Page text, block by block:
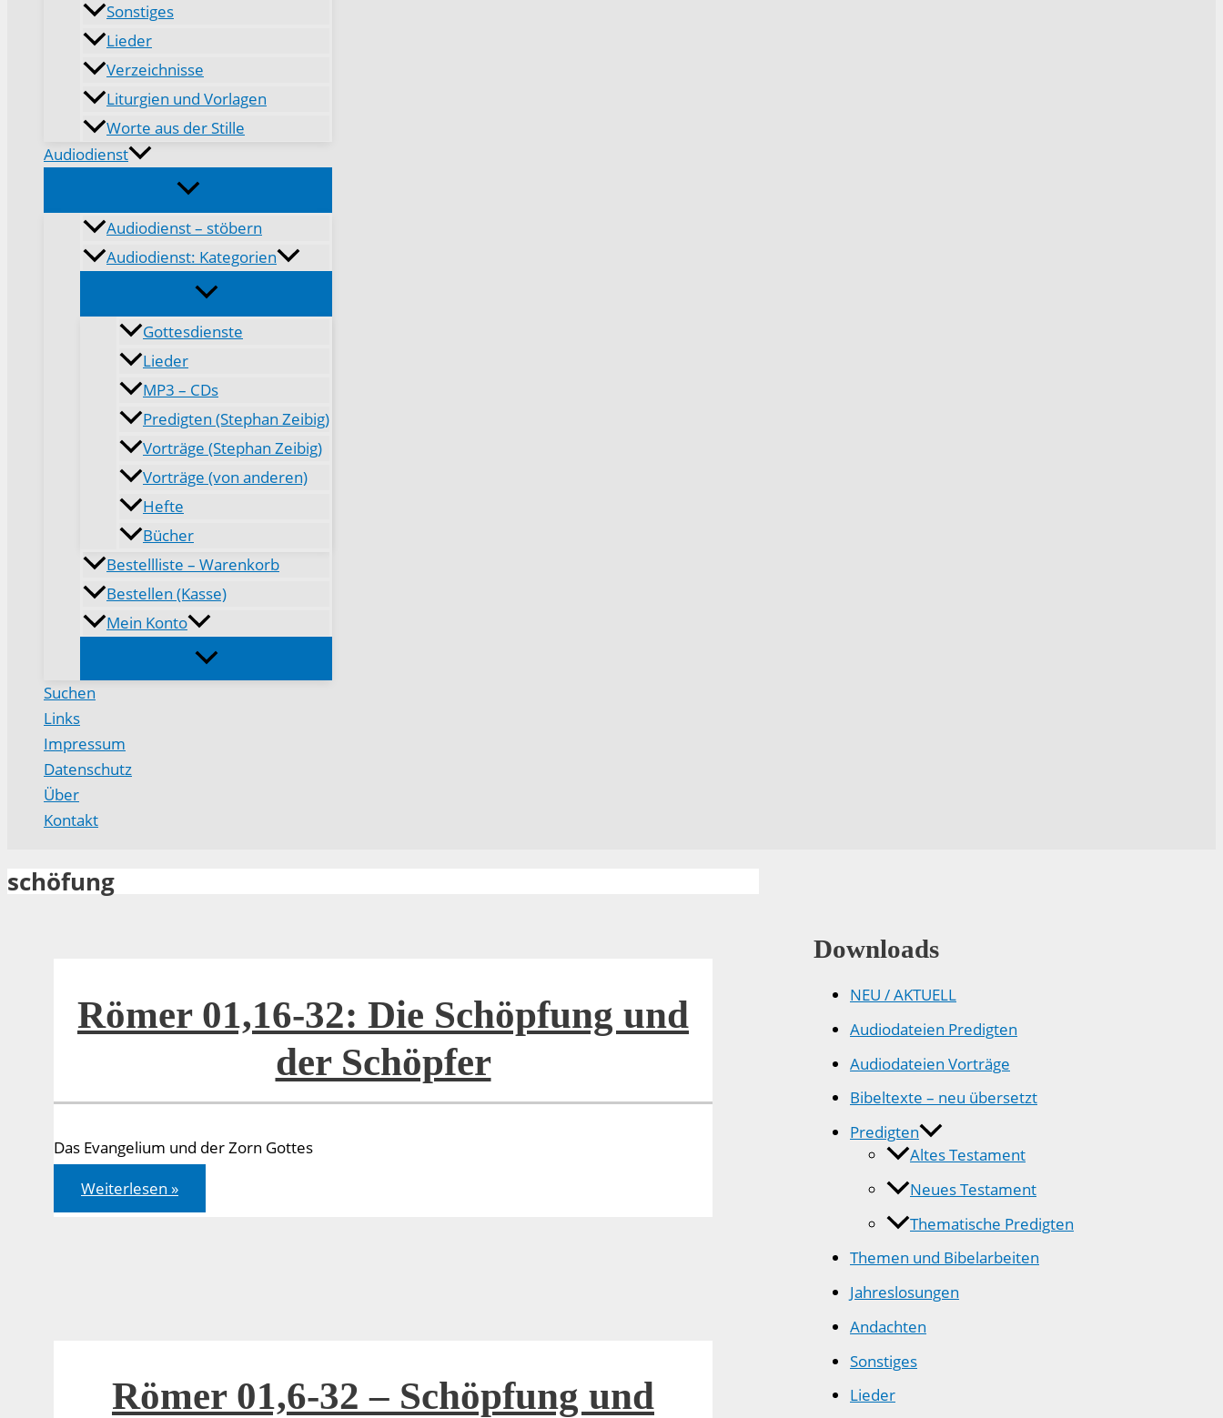
Sonstiges
Lieder
Verzeichnisse
Liturgien und Vorlagen
Worte aus der Stille
Audiodienst
Audiodienst – stöbern
Audiodienst: Kategorien
Gottesdienste
Lieder
MP3 – CDs
Predigten (Stephan Zeibig)
Vorträge (Stephan Zeibig)
Vorträge (von anderen)
Hefte
Bücher
Bestellliste – Warenkorb
Bestellen (Kasse)
Mein Konto
Suchen
Links
Impressum
Datenschutz
Über
Kontakt
schöfung
Römer 01,16-32: Die Schöpfung und
der Schöpfer
Das Evangelium und der Zorn Gottes
Römer
01,16-
32:
Weiterlesen »
Römer 01,6-32 – Schöpfung und
Downloads
NEU / AKTUELL
Audiodateien Predigten
Audiodateien Vorträge
Bibeltexte – neu übersetzt
Predigten
Altes Testament
Neues Testament
Thematische Predigten
Themen und Bibelarbeiten
Jahreslosungen
Andachten
Sonstiges
Lieder